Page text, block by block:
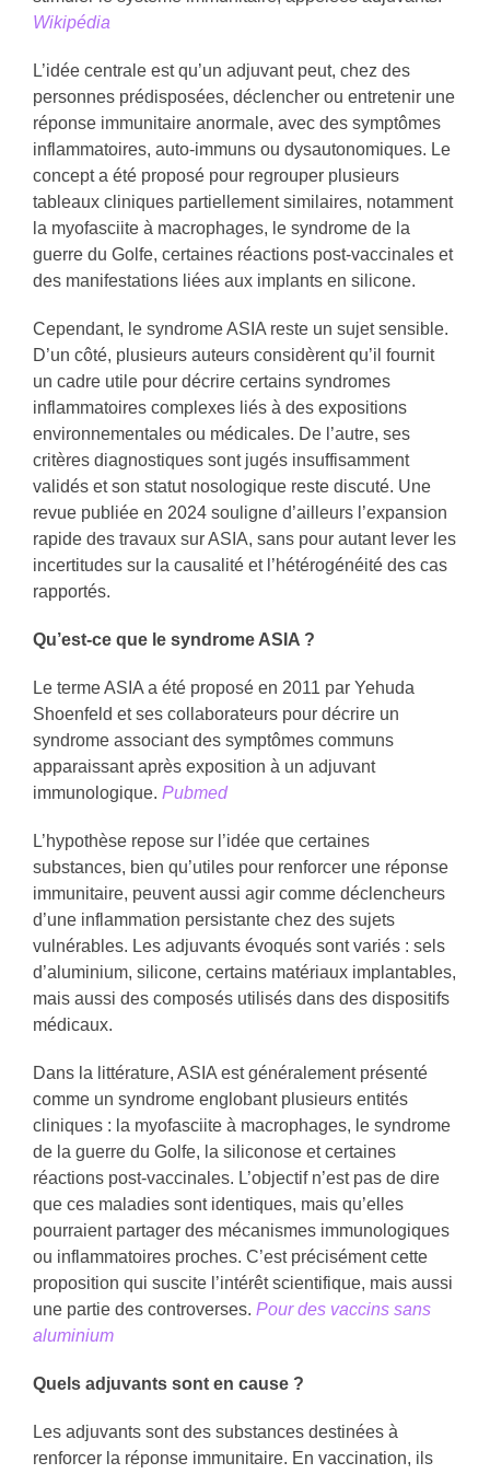
Wikipédia
L’idée centrale est qu’un adjuvant peut, chez des
personnes prédisposées, déclencher ou entretenir une
réponse immunitaire anormale, avec des symptômes
inflammatoires, auto-immuns ou dysautonomiques. Le
concept a été proposé pour regrouper plusieurs
tableaux cliniques partiellement similaires, notamment
la myofasciite à macrophages, le syndrome de la
guerre du Golfe, certaines réactions post-vaccinales et
des manifestations liées aux implants en silicone.
Cependant, le syndrome ASIA reste un sujet sensible.
D’un côté, plusieurs auteurs considèrent qu’il fournit
un cadre utile pour décrire certains syndromes
inflammatoires complexes liés à des expositions
environnementales ou médicales. De l’autre, ses
critères diagnostiques sont jugés insuffisamment
validés et son statut nosologique reste discuté. Une
revue publiée en 2024 souligne d’ailleurs l’expansion
rapide des travaux sur ASIA, sans pour autant lever les
incertitudes sur la causalité et l’hétérogénéité des cas
rapportés.
Qu’est-ce que le syndrome ASIA ?
Le terme ASIA a été proposé en 2011 par Yehuda
Shoenfeld et ses collaborateurs pour décrire un
syndrome associant des symptômes communs
apparaissant après exposition à un adjuvant
immunologique. Pubmed
L’hypothèse repose sur l’idée que certaines
substances, bien qu’utiles pour renforcer une réponse
immunitaire, peuvent aussi agir comme déclencheurs
d’une inflammation persistante chez des sujets
vulnérables. Les adjuvants évoqués sont variés : sels
d’aluminium, silicone, certains matériaux implantables,
mais aussi des composés utilisés dans des dispositifs
médicaux.
Dans la littérature, ASIA est généralement présenté
comme un syndrome englobant plusieurs entités
cliniques : la myofasciite à macrophages, le syndrome
de la guerre du Golfe, la siliconose et certaines
réactions post-vaccinales. L’objectif n’est pas de dire
que ces maladies sont identiques, mais qu’elles
pourraient partager des mécanismes immunologiques
ou inflammatoires proches. C’est précisément cette
proposition qui suscite l’intérêt scientifique, mais aussi
une partie des controverses. Pour des vaccins sans
aluminium
Quels adjuvants sont en cause ?
Les adjuvants sont des substances destinées à
renforcer la réponse immunitaire. En vaccination, ils